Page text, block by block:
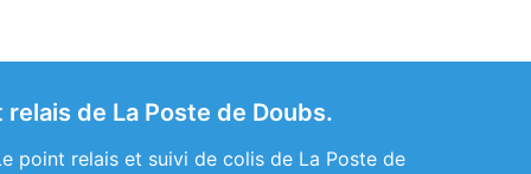
de La Poste de Doubs.
point relais et suivi de colis de La Poste de